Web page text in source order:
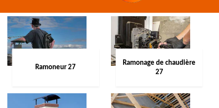
Ramoneur 27
Ramonage de chaudière
27